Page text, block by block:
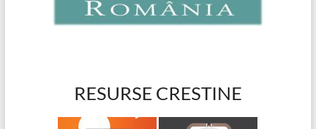
RESURSE CRESTINE